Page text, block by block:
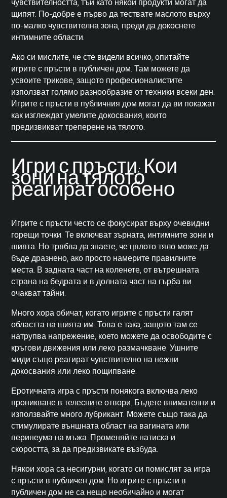
чувствителността, тъй като някои продукти могат да
щипят. По-добре е първо да тествате маслото върху
по-малко чувствителна зона, преди да докоснете
интимните области.
Ако си мислите, че сте видели всичко, опитайте
игрите с пръсти в публичен дом. Там можете да
усвоите трикове, защото професионалистите
използват голямо разнообразие от техники всеки ден.
Игрите с пръсти в публичния дом могат да ви покажат
как изглеждат умелите докосвания, които
предизвикват треперене на тялото.
Игри с пръсти: Кои
зони на тялото
реагират особено
Игрите с пръсти често се фокусират върху очевидни
горещи точки. Те включват зърната, интимните зони и
шията. Но трябва да знаете, че цялото тяло може да
бъде дразнено, ако просто намерите правилните
места. В задната част на коленете, от вътрешната
страна на бедрата и в долната част на гърба ви
очакват тайни.
Много хора обичат, когато игрите с пръсти галят
областта на шията им. Това е така, защото там се
натрупва напрежение, което можете да освободите с
кръгови движения или леко размачкване. Ушните
миди също реагират чувствително на нежни
докосвания или леко пощипване.
Еротичната игра с пръсти понякога включва леко
проникване в телесните отвори. Бъдете внимателни и
използвайте много лубрикант. Можете също така да
стимулирате външната област на вагината или
перинеума на мъжа. Променяйте натиска и
скоростта, за да предизвикате възбуда.
Някои хора са несигурни, когато си помислят за игра
с пръсти в публичен дом. Но игрите с пръсти в
публичен дом не са нещо необичайно и могат